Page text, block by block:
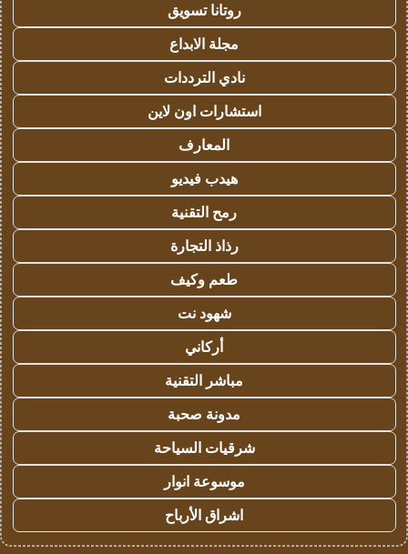
روتانا تسويق
مجلة الابداع
نادي الترددات
استشارات اون لاين
المعارف
هيدب فيديو
رمح التقنية
رذاذ التجارة
طعم وكيف
شهود نت
أركاني
مباشر التقنية
مدونة صحبة
شرقيات السياحة
موسوعة انوار
اشراق الأرباح